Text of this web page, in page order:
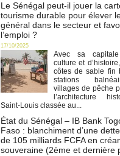
Le Sénégal peut-il jouer la
tourisme durable pour élever
général dans le secteur et
l’emploi ?
17/10/2025
Avec sa
culture et
côtes de sable fin
stations
villages de pêche
l’architecture
Saint-Louis classée au...
État du Sénégal – IB Bank
Faso : blanchiment d’une
de 105 milliards FCFA en
souveraine (2ème et dernière